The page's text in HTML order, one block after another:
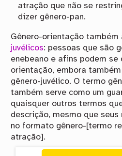
atração que não se
dizer gênero-pan.
Gênero-orientação também
juvélicos: pessoas que são
enebeano e afins podem se
orientação, embora
gênero-juvélico. O termo
também serve como um
quaisquer outros termos
descrição, mesmo que seus
no formato gênero-[termo
atração].